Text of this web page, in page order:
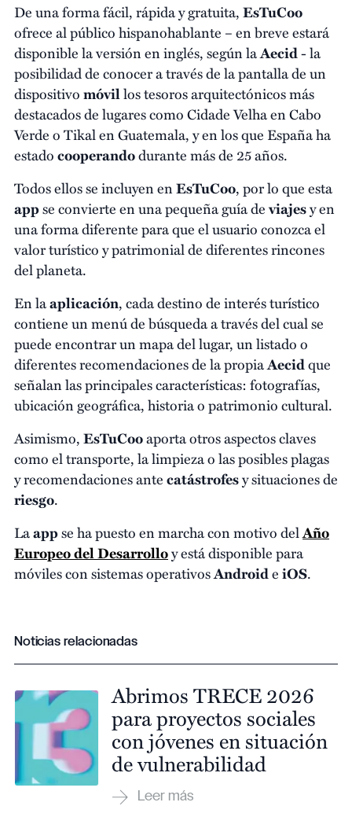
De una forma fácil, rápida y gratuita,EsTuCoo
ofrece al público hispanohablante – en breve estará
disponible la versión en inglés, según laAecid- la
posibilidad de conocer a través de la pantalla de un
dispositivomóvillos tesoros arquitectónicos más
destacados de lugares como Cidade Velha en Cabo
Verde o Tikal en Guatemala, y en los que España ha
estadocooperandodurante más de 25 años.
Todos ellos se incluyen enEsTuCoo, por lo que esta
appse convierte en una pequeña guía deviajesy en
una forma diferente para que el usuario conozca el
valor turístico y patrimonial de diferentes rincones
del planeta.
En laaplicación, cada destino de interés turístico
contiene un menú de búsqueda a través del cual se
puede encontrar un mapa del lugar, un listado o
diferentes recomendaciones de la propiaAecidque
señalan las principales características: fotografías,
ubicación geográfica, historia o patrimonio cultural.
Asimismo,EsTuCooaporta otros aspectos claves
como el transporte, la limpieza o las posibles plagas
y recomendaciones antecatástrofesy situaciones de
riesgo.
Laappse ha puesto en marcha con motivo delAño
Europeo del Desarrolloy está disponible para
móviles con sistemas operativosAndroideiOS.
Noticias relacionadas
Abrimos TRECE 2026
para proyectos sociales
con jóvenes en situación
de vulnerabilidad